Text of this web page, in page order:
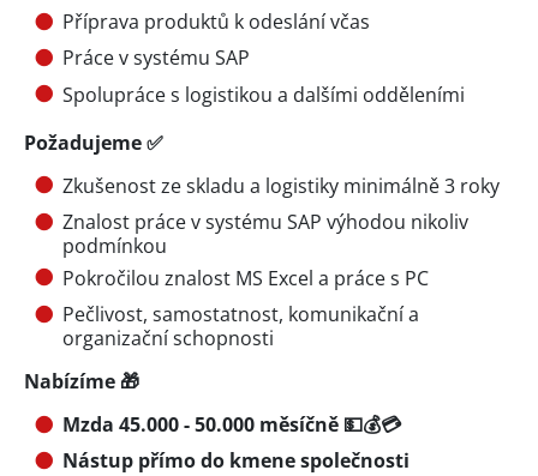
Příprava produktů k odeslání včas
Práce v systému SAP
Spolupráce s logistikou a dalšími odděleními
Požadujeme ✅
Zkušenost ze skladu a logistiky minimálně 3 roky
Znalost práce v systému SAP výhodou nikoliv
podmínkou
Pokročilou znalost MS Excel a práce s PC
Pečlivost, samostatnost, komunikační a
organizační schopnosti
Nabízíme 🎁
Mzda 45.000 - 50.000 měsíčně 💵💰💳
Nástup přímo do kmene společnosti